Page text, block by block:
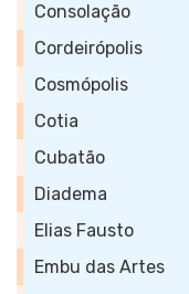
Consolação
Cordeirópolis
Cosmópolis
Cotia
Cubatão
Diadema
Elias Fausto
Embu das Artes